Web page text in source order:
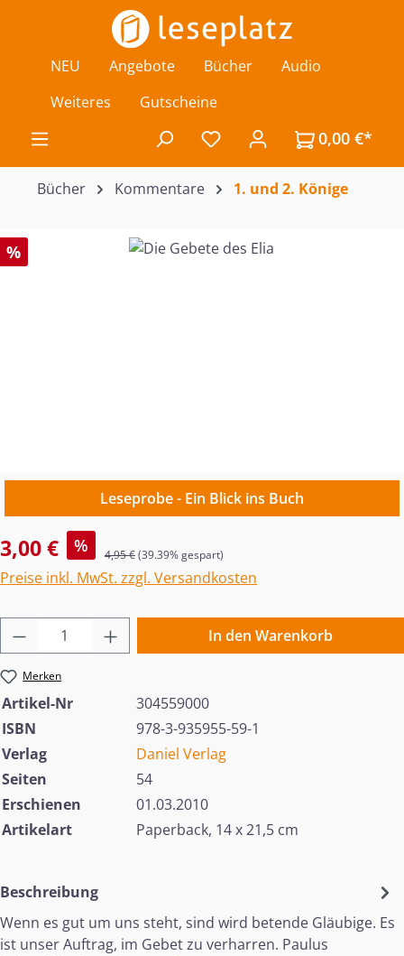
Zum Hauptinhalt springen
NEU Angebote Bücher
Audio
Weiteres
Gutscheine
Du hast 0 Produkte auf
0,00 €*
Bücher Kommentare 1. und 2. Könige
%
Bildergalerie überspringen
Leseprobe - Ein Blick ins Buch
Verkaufspreis:
3,00 € % Regulärer Preis:
4,95 €(39.39% gespart)
Preise inkl. MwSt. zzgl. Versandkosten
Produkt Anzahl: Gib den gewünschten
In den Warenkorb
Merken
Artikel-Nr
304559000
ISBN
978-3-935955-59-1
Verlag
Daniel Verlag
Seiten
54
Erschienen
01.03.2010
Artikelart
Paperback, 14 x 21,5 cm
Beschreibung
Wenn es gut um uns steht, sind wird betende Gläubige. Es
ist unser Auftrag, im Gebet zu verharren. Paulus